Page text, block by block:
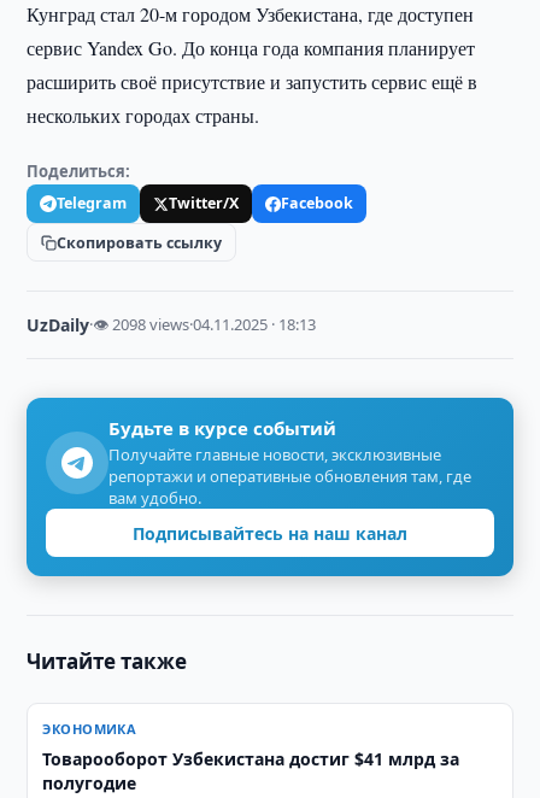
Кунград стал 20-м городом Узбекистана, где доступен
сервис Yandex Go. До конца года компания планирует
расширить своё присутствие и запустить сервис ещё в
нескольких городах страны.
Поделиться:
Telegram Twitter/X
Facebook
Скопировать ссылку
UzDaily·👁 2098 views·04.11.2025 · 18:13
Будьте в курсе событий
Получайте главные новости, эксклюзивные
репортажи и оперативные обновления там, где
вам удобно.
Подписывайтесь на наш канал
Читайте также
ЭКОНОМИКА
Товарооборот Узбекистана достиг $41 млрд за
полугодие